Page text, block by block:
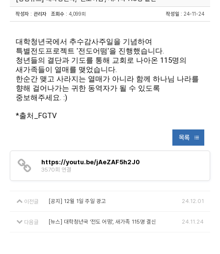
작성자 : 관리자 조회수 : 4,099회 작성일 : 24-11-24
대학청년국에서 추수감사주일을 기념하여
특별전도프로젝트 '전도어떰'을 진행했습니다.
청년들의 결단과 기도를 통해 교회로 나아온 115명의
새가족들이 열매를 맺었습니다.
한순간 맺고 사라지는 열매가 아니라 함께 하나님 나라를
향해 걸어나가는 귀한 동역자가 될 수 있도록
중보해주세요. :)
*출처_FGTV
목록
https://youtu.be/jAeZAF5h2J0
3570회 연결
이전글 [공지] 12월 1일 주일 광고 24.12.01
다음글 [뉴스] 대학청년국 ‘전도 어떰’, 새가족 115명 결신 24.11.24